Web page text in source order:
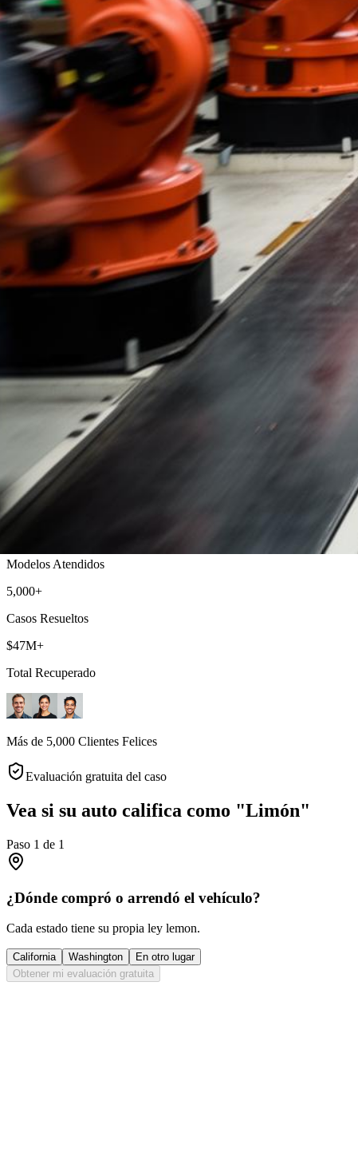
Ley Limón de Chevrolet
Evaluaciones de Caso Gratis y Sin Honorarios Hasta que Ganemos
Modelos Atendidos
5,000+
Casos Resueltos
$47M+
Total Recuperado
Más de 5,000 Clientes Felices
Evaluación gratuita del caso
Vea si su auto califica como "Limón"
Paso 1 de 1
¿Dónde compró o arrendó el vehículo?
Cada estado tiene su propia ley lemon.
California Washington
En otro lugar
Obtener mi evaluación gratuita